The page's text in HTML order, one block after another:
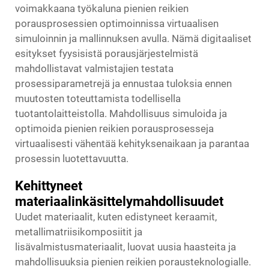
voimakkaana työkaluna pienien reikien
porausprosessien optimoinnissa virtuaalisen
simuloinnin ja mallinnuksen avulla. Nämä digitaaliset
esitykset fyysisistä porausjärjestelmistä
mahdollistavat valmistajien testata
prosessiparametrejä ja ennustaa tuloksia ennen
muutosten toteuttamista todellisella
tuotantolaitteistolla. Mahdollisuus simuloida ja
optimoida pienien reikien porausprosesseja
virtuaalisesti vähentää kehityksenaikaan ja parantaa
prosessin luotettavuutta.
Kehittyneet
materiaalinkäsittelymahdollisuudet
Uudet materiaalit, kuten edistyneet keraamit,
metallimatriisikomposiitit ja
lisävalmistusmateriaalit, luovat uusia haasteita ja
mahdollisuuksia pienien reikien porausteknologialle.